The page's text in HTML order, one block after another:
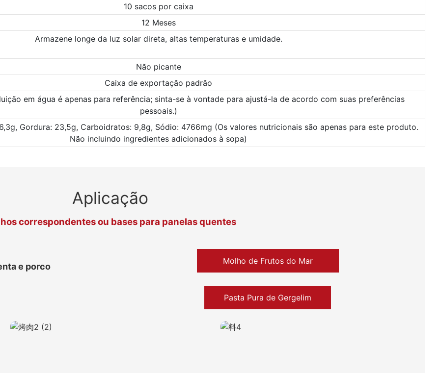
10 sacos por caixa
12 Meses
Armazene longe da luz solar direta, altas temperaturas e umidade.
Não picante
Caixa de exportação padrão
em água é apenas para referência; sinta-se à vontade para ajustá-la de acordo com suas preferências
pessoais.)
Gordura: 23,5g, Carboidratos: 9,8g, Sódio: 4766mg (Os valores nutricionais são apenas para este produto.
Não incluindo ingredientes adicionados à sopa)
Aplicação
correspondentes ou bases para panelas quentes
e porco
Molho de Frutos do Mar
Pasta Pura de Gergelim